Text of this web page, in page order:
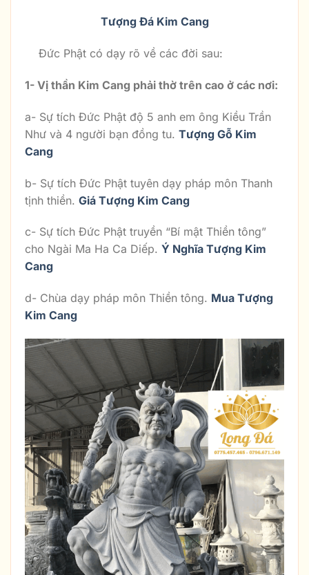
Tượng Đá Kim Cang
Đức Phật có dạy rõ về các đời sau:
1- Vị thần Kim Cang phải thờ trên cao ở các nơi:
a- Sự tích Đức Phật độ 5 anh em ông Kiều Trần
Như và 4 người bạn đồng tu. Tượng Gỗ Kim
Cang
b- Sự tích Đức Phật tuyên dạy pháp môn Thanh
tịnh thiền. Giá Tượng Kim Cang
c- Sự tích Đức Phật truyền “Bí mật Thiền tông”
cho Ngài Ma Ha Ca Diếp. Ý Nghĩa Tượng Kim
Cang
d- Chùa dạy pháp môn Thiền tông. Mua Tượng
Kim Cang